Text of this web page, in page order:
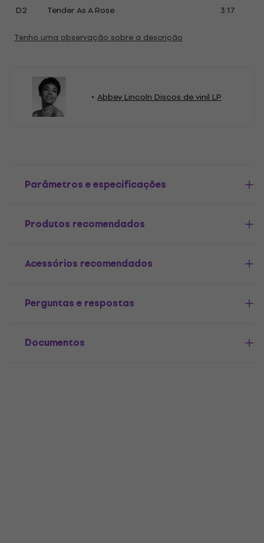
D2 Tender As A Rose 3:17
Tenho uma observação sobre a descrição
Abbey Lincoln Discos de vinil LP
Parâmetros e especificações
Produtos recomendados
Acessórios recomendados
Perguntas e respostas
Documentos